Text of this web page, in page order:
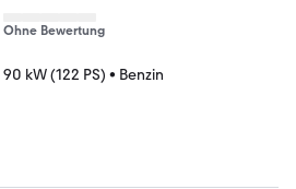
Ohne Bewertung
90 kW (122 PS) • Benzin